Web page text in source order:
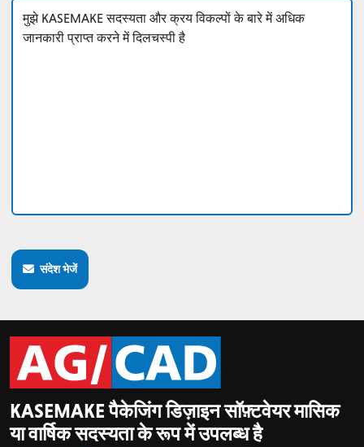
संदेश भेजें
KASEMAKE पैकेजिंग डिज़ाइन सॉफ़्टवेयर मासिक
या वार्षिक सदस्यता के रूप में उपलब्ध है